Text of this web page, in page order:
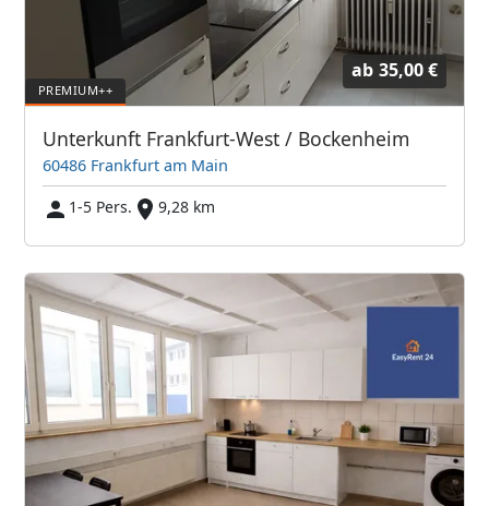
ab 35,00 €
Unterkunft Frankfurt-West / Bockenheim
60486 Frankfurt am Main
1-5 Pers.
9,28 km